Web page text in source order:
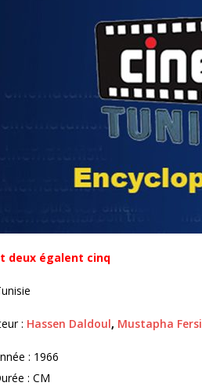
deux égalent cinq
: Hassen Daldoul, Mustapha Fersi
: 1966
: CM